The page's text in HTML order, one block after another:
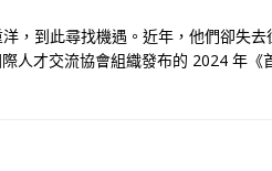
，到此尋找機遇。近年，他們卻失
人才交流協會組織發布的 2024 年《